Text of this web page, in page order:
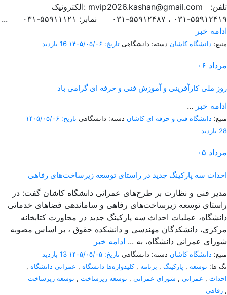
الکترونیک: mvip2026.kashan@gmail.com تلفن:
۵۵۹۱۲۴۱۹-۰۳۱ ، ۵۵۹۱۲۴۸۷-۰۳۱ نمابر: ۵۵۹۱۱۱۲۱-۰۳۱ ...
ادامه خبر
منبع: دانشگاه کاشان دسته: دانشگاهی تاریخ: ۱۴۰۵/۰۵/۰۶ 16 بازدید
۰۶ مرداد
روز ملی کارآفرینی و آموزش فنی و حرفه ای گرامی باد
... ادامه خبر
منبع: دانشگاه فنی و حرفه ای کاشان دسته: دانشگاهی تاریخ: ۱۴۰۵/۰۵/۰۶
28 بازدید
۰۵ مرداد
احداث سه پارکینگ جدید در راستای توسعه زیرساخت‌های رفاهی
مدیر فنی و نظارت بر طرح‌های عمرانی دانشگاه کاشان گفت: در
راستای توسعه زیرساخت‌های رفاهی و ساماندهی فضاهای خدماتی
دانشگاه، عملیات احداث سه پارکینگ جدید در مجاورت کتابخانه
مرکزی، دانشکدگان مهندسی و دانشکده حقوق ، بر اساس مصوبه
شورای عمرانی دانشگاه، به ... ادامه خبر
منبع: دانشگاه کاشان دسته: دانشگاهی تاریخ: ۱۴۰۵/۰۵/۰۵
13 بازدید
تگ ها: توسعه , پارکینگ , برنامه ,کلیدواژه‌ها دانشگاه , عمرانی دانشگاه ,
احداث , عمرانی , شورای عمرانی , توسعه زیرساخت , توسعه زیرساخت
رفاهی ,